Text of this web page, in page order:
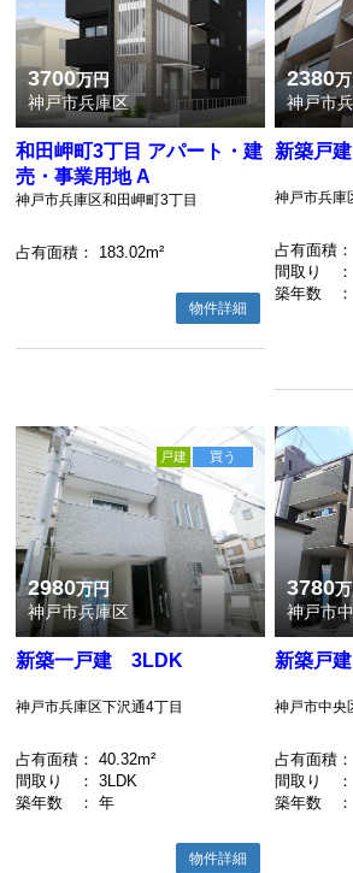
3700万円
神戸市兵庫区
和田岬町3丁目 アパート・建
売・事業用地 A
神戸市兵庫区和田岬町3丁目
占有面積 ： 183.02m²
物件詳細
2380
神戸市
新築戸
神戸市兵庫
占有面積
間取り
築年数
2980万円
神戸市兵庫区
買う
戸建
新築一戸建 3LDK
神戸市兵庫区下沢通4丁目
占有面積 ： 40.32m²
間取り
： 3LDK
築年数
： 年
物件詳細
3780
神戸市
新築戸
神戸市中央
占有面積
間取り
築年数